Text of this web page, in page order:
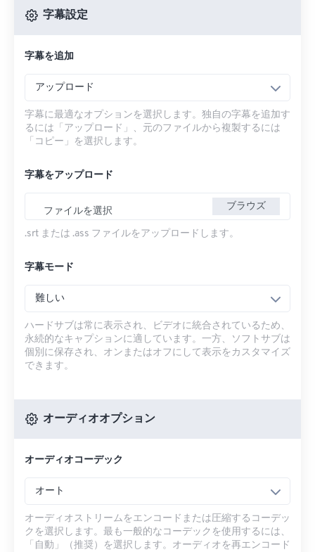
字幕設定
字幕を追加
アップロード
字幕に最適なオプションを選択します。独自の字幕を追加す
るには「アップロード」、元のファイルから複製するには
「コピー」を選択します。
字幕をアップロード
ファイルを選択 ブラウズ
.srt または .ass ファイルをアップロードします。
字幕モード
難しい
ハードサブは常に表示され、ビデオに統合されているため、
永続的なキャプションに適しています。一方、ソフトサブは
個別に保存され、オンまたはオフにして表示をカスタマイズ
できます。
オーディオオプション
オーディオコーデック
オート
オーディオストリームをエンコードまたは圧縮するコーデッ
クを選択します。最も一般的なコーデックを使用するには、
「自動」（推奨）を選択します。オーディオを再エンコード